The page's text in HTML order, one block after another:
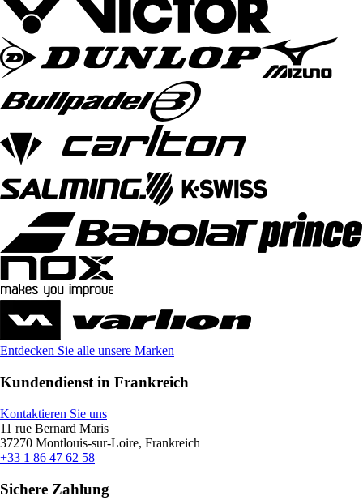
Entdecken Sie alle unsere Marken
Kundendienst in Frankreich
Kontaktieren Sie uns
11 rue Bernard Maris
37270 Montlouis-sur-Loire, Frankreich
+33 1 86 47 62 58
Sichere Zahlung